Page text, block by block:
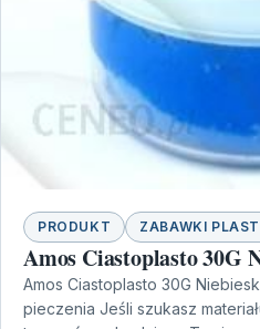
PRODUKT ZABAWKI
Amos Ciastoplasto 30G
Amos Ciastoplasto 30G
pieczenia Jeśli szukasz